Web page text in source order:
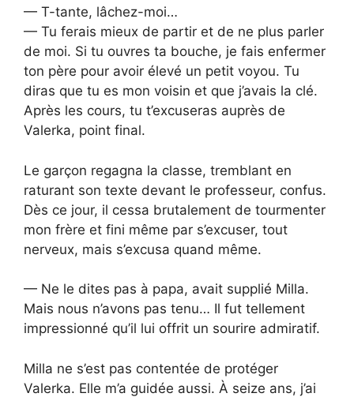
— T-tante, lâchez-moi…
— Tu ferais mieux de partir et de ne plus parler
de moi. Si tu ouvres ta bouche, je fais enfermer
ton père pour avoir élevé un petit voyou. Tu
diras que tu es mon voisin et que j’avais la clé.
Après les cours, tu t’excuseras auprès de
Valerka, point final.
Le garçon regagna la classe, tremblant en
raturant son texte devant le professeur, confus.
Dès ce jour, il cessa brutalement de tourmenter
mon frère et fini même par s’excuser, tout
nerveux, mais s’excusa quand même.
— Ne le dites pas à papa, avait supplié Milla.
Mais nous n’avons pas tenu… Il fut tellement
impressionné qu’il lui offrit un sourire admiratif.
Milla ne s’est pas contentée de protéger
Valerka. Elle m’a guidée aussi. À seize ans, j’ai